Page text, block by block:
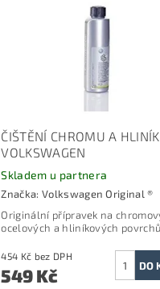
ČIŠTĚNÍ CHROMU A
VOLKSWAGEN
Skladem u partnera
Značka: Volkswagen Original ®
Originální přípravek na
ocelových a hliníkových
454 Kč bez DPH
549 Kč